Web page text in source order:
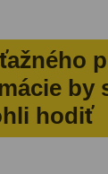
by
hodiť